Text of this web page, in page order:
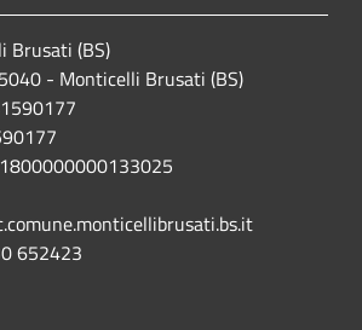
Brusati (BS)
- Monticelli Brusati (BS)
652423